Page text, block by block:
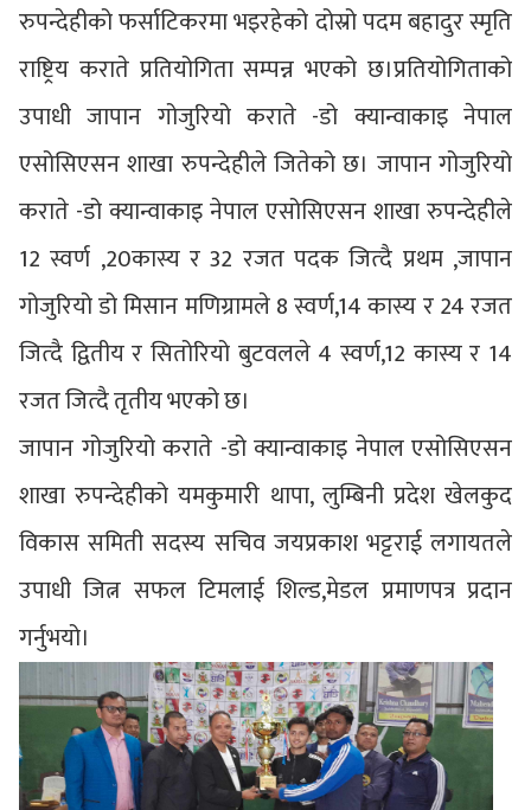
रुपन्देहीको फर्साटिकरमा भइरहेको दोस्रो पदम बहादुर स्मृति
राष्ट्रिय कराते प्रतियोगिता सम्पन्न भएको छ।प्रतियोगिताको
उपाधी जापान गोजुरियो कराते -डो क्यान्वाकाइ नेपाल
एसोसिएसन शाखा रुपन्देहीले जितेको छ। जापान गोजुरियो
कराते -डो क्यान्वाकाइ नेपाल एसोसिएसन शाखा रुपन्देहीले
12 स्वर्ण ,20कास्य र 32 रजत पदक जित्दै प्रथम ,जापान
गोजुरियो डो मिसान मणिग्रामले 8 स्वर्ण,14 कास्य र 24 रजत
जित्दै द्वितीय र सितोरियो बुटवलले 4 स्वर्ण,12 कास्य र 14
रजत जित्दै तृतीय भएको छ।
जापान गोजुरियो कराते -डो क्यान्वाकाइ नेपाल एसोसिएसन
शाखा रुपन्देहीको यमकुमारी थापा, लुम्बिनी प्रदेश खेलकुद
विकास समिती सदस्य सचिव जयप्रकाश भट्टराई लगायतले
उपाधी जित्न सफल टिमलाई शिल्ड,मेडल प्रमाणपत्र प्रदान
गर्नुभयो।